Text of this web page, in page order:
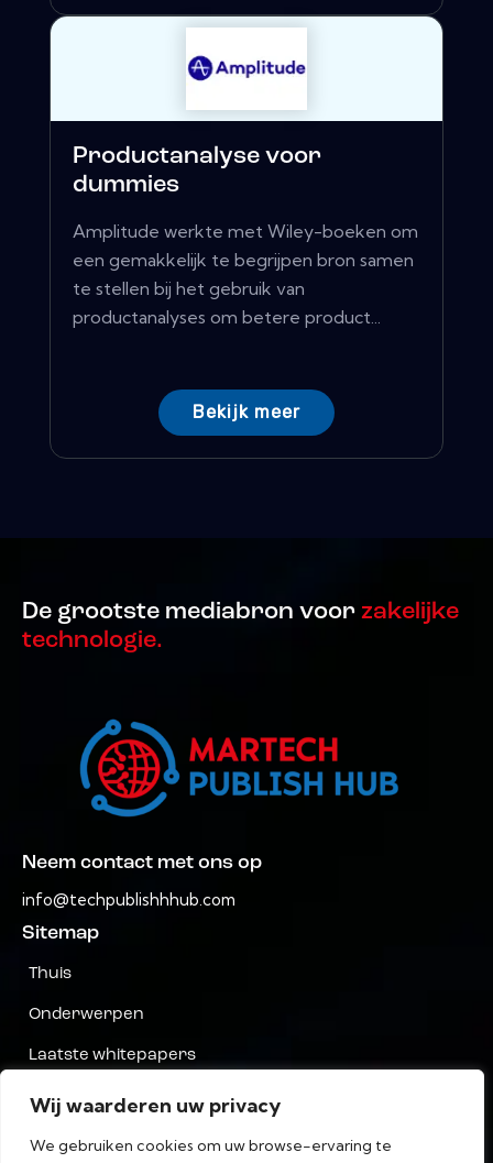
Wij waarderen uw privacy
We gebruiken cookies om uw browse-ervaring te
Productanalyse voor
dummies
Amplitude werkte met Wiley-boeken om
een ​​gemakkelijk te begrijpen bron samen
te stellen bij het gebruik van
productanalyses om betere product...
Bekijk meer
De grootste mediabron voor zakelijke
technologie.
Neem contact met ons op
info@techpublishhhub.com
Sitemap
Thuis
Onderwerpen
Laatste whitepapers
Bedrijven AZ
Neem contact met ons op